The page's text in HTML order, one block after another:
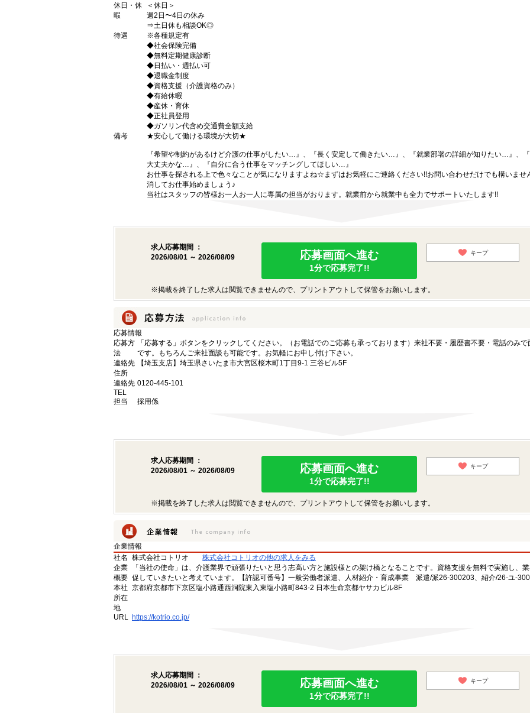
休日・休
暇
＜休日＞
週2日〜4日の休み
⇒土日休も相談OK◎
待遇
※各種規定有
◆社会保険完備
◆無料定期健康診断
◆日払い・週払い可
◆退職金制度
◆資格支援（介護資格のみ）
◆有給休暇
◆産休・育休
◆正社員登用
◆ガソリン代含め交通費全額支給
備考
★安心して働ける環境が大切★
『希望や制約があるけど介護の仕事がしたい…』、『長く安定して働きたい…』、『就業部署の詳細が知りたい…』、
大丈夫かな…』、『自分に合う仕事をマッチングしてほしい…』
お仕事を探される上で色々なことが気になりますよね☆まずはお気軽にご連絡ください!!お問い合わせだけでも構いませ
消してお仕事始めましょう♪
当社はスタッフの皆様お一人お一人に専属の担当がおります。就業前から就業中も全力でサポートいたします!!
求人応募期間 ：
2026/08/01 ～ 2026/08/09
応募画面へ進む
1分で応募完了!!
キープ
※掲載を終了した求人は閲覧できませんので、プリントアウトして保管をお願いします。
応募情報
応募方
法
「応募する」ボタンをクリックしてください。（お電話でのご応募も承っております）来社不要・履歴書不要・電話のみで
です。もちろんご来社面談も可能です。お気軽にお申し付け下さい。
連絡先
住所
【埼玉支店】埼玉県さいたま市大宮区桜木町1丁目9-1 三谷ビル5F
連絡先
TEL
0120-445-101
担当 採用係
求人応募期間 ：
2026/08/01 ～ 2026/08/09
応募画面へ進む
1分で応募完了!!
キープ
※掲載を終了した求人は閲覧できませんので、プリントアウトして保管をお願いします。
企業情報
社名
株式会社コトリオ
株式会社コトリオの他の求人をみる
企業
概要
「当社の使命」は、介護業界で頑張りたいと思う志高い方と施設様との架け橋となることです。資格支援を無料で実施し、
促していきたいと考えています。【許認可番号】一般労働者派遣、人材紹介・育成事業 派遣/派26-300203、紹介/26-ユ-
本社
所在
地
京都府京都市下京区塩小路通西洞院東入東塩小路町843-2 日本生命京都ヤサカビル8F
URL https://kotrio.co.jp/
求人応募期間 ：
2026/08/01 ～ 2026/08/09
応募画面へ進む
1分で応募完了!!
キープ